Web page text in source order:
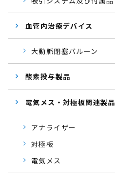
血管内治療デバイス
大動脈閉塞バルーン
酸素投与製品
電気メス・対極板関連製品
アナライザー
対極板
電気メス